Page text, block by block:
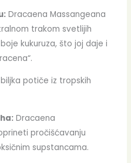
Dracaena Massangeana
trakom svetlijih
kukuruza, što joj daje i
potiče iz tropskih
Dracaena
pročišćavanju
supstancama.